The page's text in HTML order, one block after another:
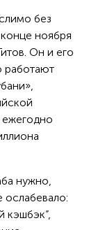
без
ноября
Он и его
работают
нужно,
ослабевало:
кэшбэк”,